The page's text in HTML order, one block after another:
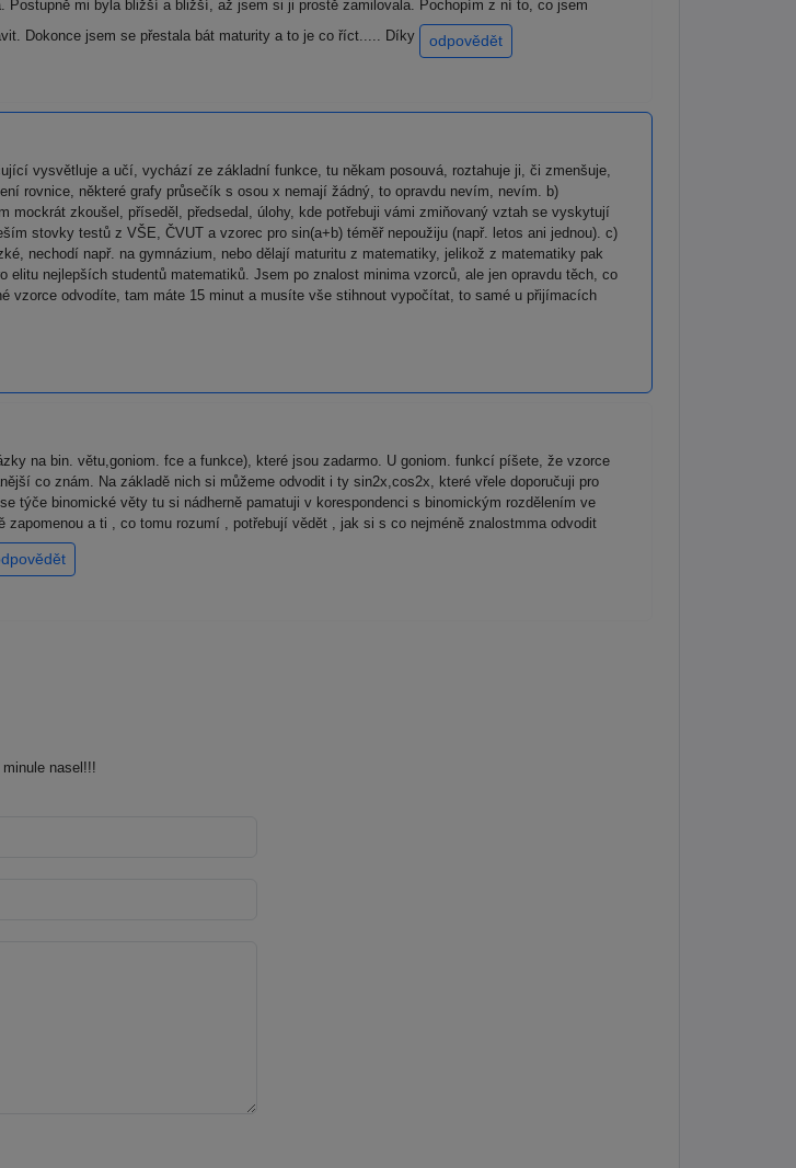
Postupně mi byla bližší a bližší, až jsem si ji prostě zamilovala. Pochopím z ní to, co jsem
Dokonce jsem se přestala bát maturity a to je co říct..... Díky
odpovědět
vysvětluje a učí, vychází ze základní funkce, tu někam posouvá, roztahuje ji, či zmenšuje,
rovnice, některé grafy průsečík s osou x nemají žádný, to opravdu nevím, nevím. b)
zkoušel, příseděl, předsedal, úlohy, kde potřebuji vámi zmiňovaný vztah se vyskytují
stovky testů z VŠE, ČVUT a vzorec pro sin(a+b) téměř nepoužiju (např. letos ani jednou). c)
nechodí např. na gymnázium, nebo dělají maturitu z matematiky, jelikož z matematiky pak
nejlepších studentů matematiků. Jsem po znalost minima vzorců, ale jen opravdu těch, co
vzorce odvodíte, tam máte 15 minut a musíte vše stihnout vypočítat, to samé u přijímacích
na bin. větu,goniom. fce a funkce), které jsou zadarmo. U goniom. funkcí píšete, že vzorce
co znám. Na základě nich si můžeme odvodit i ty sin2x,cos2x, které vřele doporučuji pro
týče binomické věty tu si nádherně pamatuji v korespondenci s binomickým rozdělením ve
a ti , co tomu rozumí , potřebují vědět , jak si s co nejméně znalostmma odvodit
nasel!!!